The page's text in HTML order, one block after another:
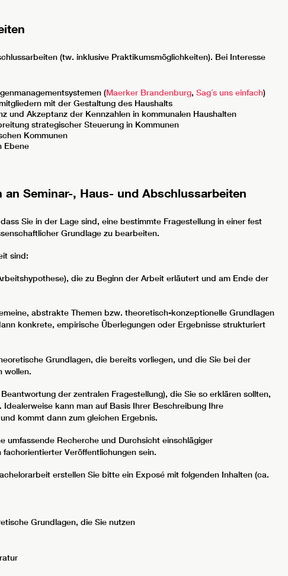
(tw. inklusive Praktikumsmöglichkeiten). Bei Interesse
(Maerker Brandenburg, Sag´s uns einfach)
mit der Gestaltung des Haushalts
und Akzeptanz der Kennzahlen in kommunalen Haushalten
strategischer Steuerung in Kommunen
Kommunen
Ebene
Seminar-, Haus- und Abschlussarbeiten
Sie in der Lage sind, eine bestimmte Fragestellung in einer fest
Grundlage zu bearbeiten.
sind:
die zu Beginn der Arbeit erläutert und am Ende der
abstrakte Themen bzw. theoretisch-konzeptionelle Grundlagen
konkrete, empirische Überlegungen oder Ergebnisse strukturiert
Grundlagen, die bereits vorliegen, und die Sie bei der
wollen.
der zentralen Fragestellung), die Sie so erklären sollten,
kann man auf Basis Ihrer Beschreibung Ihre
kommt dann zum gleichen Ergebnis.
umfassende Recherche und Durchsicht einschlägiger
Veröffentlichungen sein.
erstellen Sie bitte ein Exposé mit folgenden Inhalten (ca.
Grundlagen, die Sie nutzen